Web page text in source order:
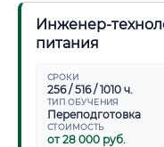
Инженер-
питания
СРОКИ
256 / 516 / 1010 ч.
ТИП ОБУЧЕНИЯ
Переподготовка
СТОИМОСТЬ
от 28 000 руб.